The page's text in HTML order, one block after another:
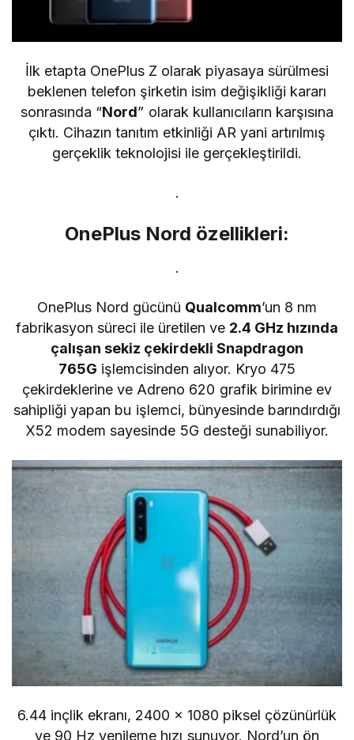
İlk etapta OnePlus Z olarak piyasaya sürülmesi
beklenen telefon şirketin isim değişikliği kararı
sonrasında “Nord” olarak kullanıcıların karşısına
çıktı. Cihazın tanıtım etkinliği AR yani artırılmış
gerçeklik teknolojisi ile gerçekleştirildi.
.
OnePlus Nord özellikleri:
.
OnePlus Nord gücünü Qualcomm’un 8 nm
fabrikasyon süreci ile üretilen ve 2.4 GHz hızında
çalışan sekiz çekirdekli Snapdragon
765G işlemcisinden alıyor. Kryo 475
çekirdeklerine ve Adreno 620 grafik birimine ev
sahipliği yapan bu işlemci, bünyesinde barındırdığı
X52 modem sayesinde 5G desteği sunabiliyor.
6.44 inçlik ekranı, 2400 x 1080 piksel çözünürlük
ve 90 Hz yenileme hızı sunuyor. Nord’un ön